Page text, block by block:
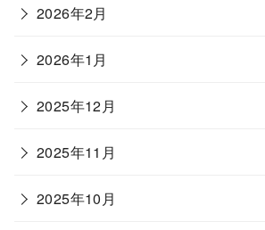
2026年2月
2026年1月
2025年12月
2025年11月
2025年10月